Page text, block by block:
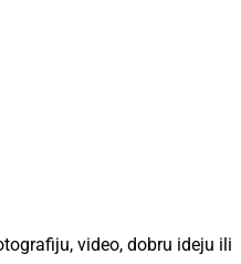
video, dobru ideju ili